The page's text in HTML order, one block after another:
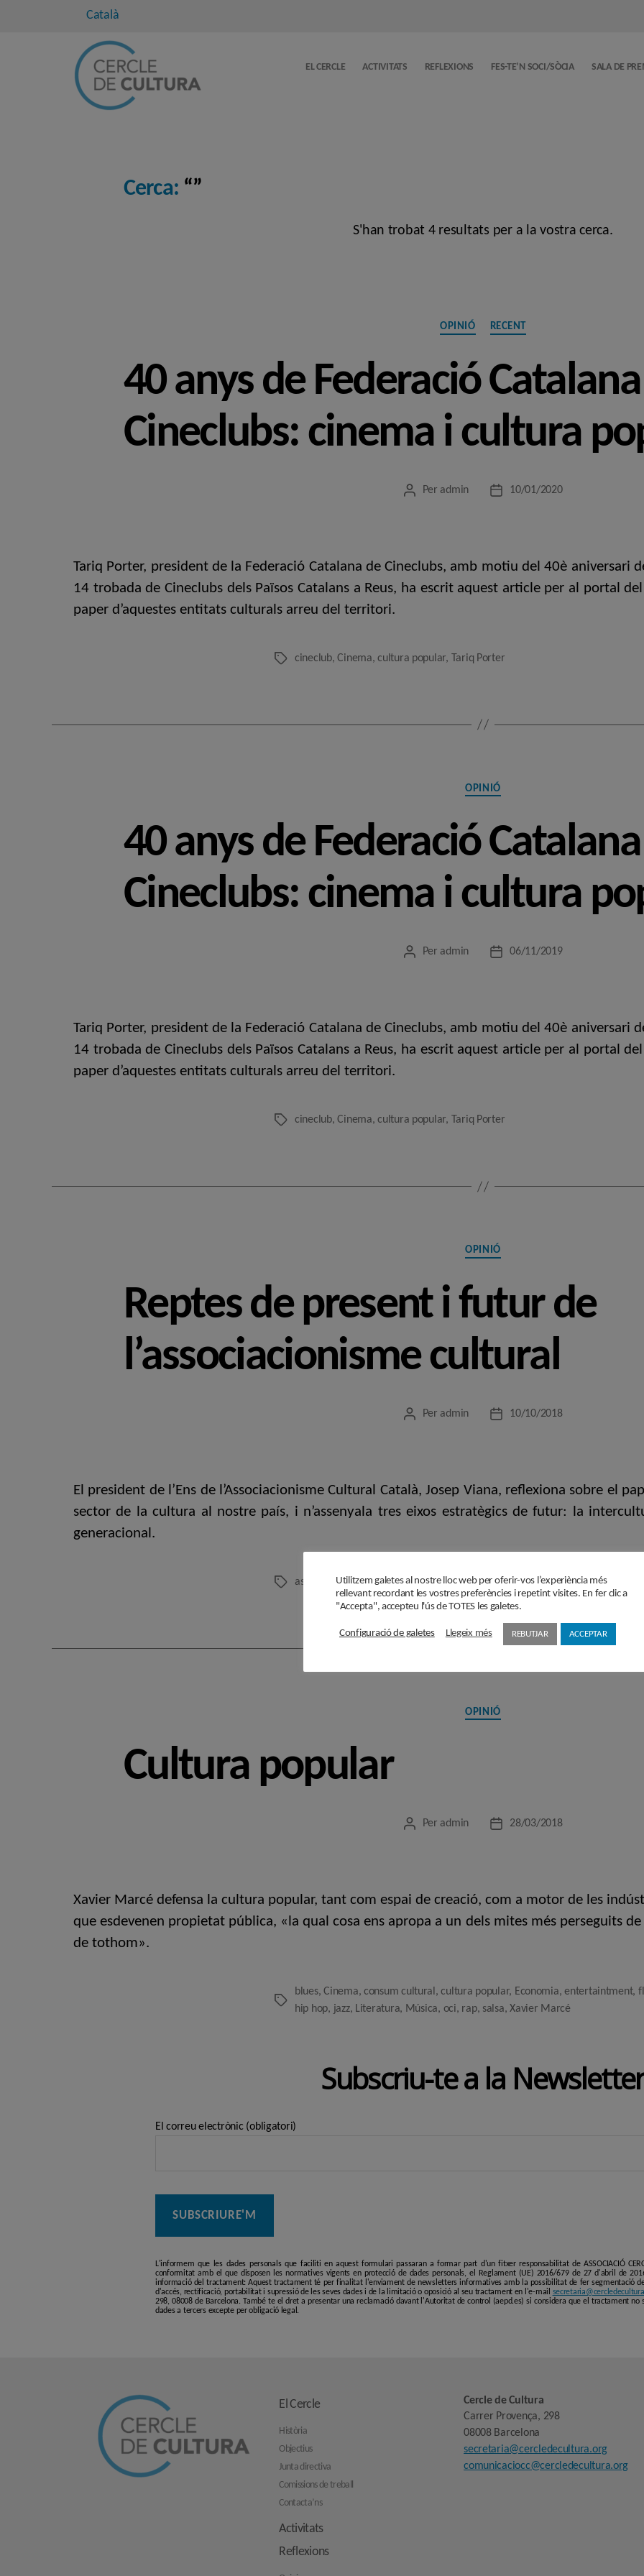
Català
EL CERCLE ACTIVITATS REFLEXIONS FES-TE’N SOCI/SÒCIA SALA DE
Cerca: “”
S'han trobat 4 resultats per a la vostra cerca.
Categories
OPINIÓ RECENT
40 anys de Federació
Cineclubs: cinema i cultura
Autor
Per admin
Data10/01/2020
Tariq Porter, president de la Federació Catalana de Cineclubs, amb motiu del 40è aniversari
14 trobada de Cineclubs dels Països Catalans a Reus, ha escrit aquest article per al portal
paper d’aquestes entitats culturals arreu del territori.
Etiquetes
cineclub,Cinema,cultura popular, Tariq Porter
Categories
OPINIÓ
40 anys de Federació
Cineclubs: cinema i cultura
Autor
Per admin
Data06/11/2019
Tariq Porter, president de la Federació Catalana de Cineclubs, amb motiu del 40è aniversari
14 trobada de Cineclubs dels Països Catalans a Reus, ha escrit aquest article per al portal
paper d’aquestes entitats culturals arreu del territori.
Etiquetes
cineclub,Cinema,cultura popular, Tariq Porter
Categories
OPINIÓ
Reptes de present i futur de
l’associacionisme cultural
Autor
Per admin
Data10/10/2018
El president de l’Ens de l’Associacionisme Cultural Català, Josep Viana, reflexiona sobre el
sector de la cultura al nostre país, i n’assenyala tres eixos estratègics de futur: la
generacional.
Etiquetesassociacionisme,cultura popular,Ens de l'Associacionisme Cultural Català
Categories
OPINIÓ
Cultura popular
Autor
Per admin
Data28/03/2018
Xavier Marcé defensa la cultura popular, tant com espai de creació, com a motor de les
que esdevenen propietat pública, «la qual cosa ens apropa a un dels mites més perseguits
de tothom».
Etiquetes
blues,Cinema, consum cultural,cultura popular, Economia,entertaintment,
hip hop, jazz, Literatura, Música, oci, rap, salsa,Xavier Marcé
Subscriu-te a la
El correu electrònic (obligatori)
L'informem que les dades personals que faciliti en aquest formulari passaran a formar part d'un fitxer responsabilitat de ASSOCIACIÓ
conformitat amb el que disposen les normatives vigents en protecció de dades personals, el Reglament (UE) 2016/679 de 27 d'abril de
informació del tractament: Aquest tractament té per finalitat l'enviament de newsletters informatives amb la possibilitat de fer segmentació
d'accés, rectificació, portabilitat i supressió de les seves dades i de la limitació o oposició al seu tractament en l'e-mail
298, 08008 de Barcelona. També te el dret a presentar una reclamació davant l'Autoritat de control (aepd.es) si considera que el tractament
dades a tercers excepte per obligació legal.
El Cercle
Història
Objectius
Junta directiva
Comissions de treball
Contacta’ns
Activitats
Reflexions
Cercle de Cultura
Carrer Provença, 298
08008 Barcelona
secretaria@cercledecultura.org
comunicaciocc@cercledecultura.org
Utilitzem galetes al nostre lloc web per oferir-vos l’experiència més
rellevant recordant les vostres preferències i repetint visites. En fer clic a
"Accepta", accepteu l'ús de TOTES les galetes.
Configuració de galetes Llegeix més REBUTJAR ACCEPTAR